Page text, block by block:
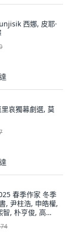
西娜, 皮耶·
哀獨幕劇選, 莫
春季作家 冬季
, 尹柱浩, 申皓權,
, 朴亨俊, 高燦